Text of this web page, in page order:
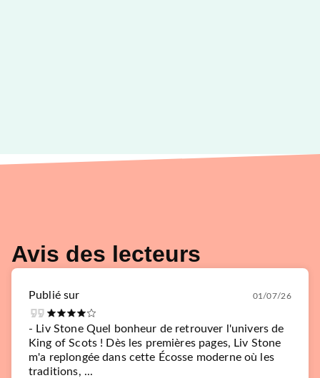
Avis des lecteurs
Publié sur 01/07/26
- Liv Stone Quel bonheur de retrouver l'univers de
King of Scots ! Dès les premières pages, Liv Stone
m'a replongée dans cette Écosse moderne où les
traditions, ...